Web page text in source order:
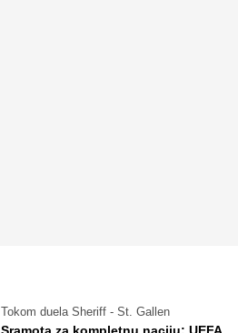
Tokom duela Sheriff - St. Gallen
Sramota za kompletnu naciju: UEFA